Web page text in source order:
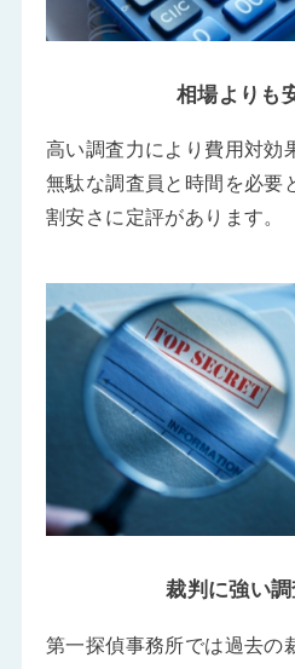
相場よりも
高い調査力により費用対効
無駄な調査員と時間を必要
割安さに定評があります。
裁判に強い
第一探偵事務所では過去の